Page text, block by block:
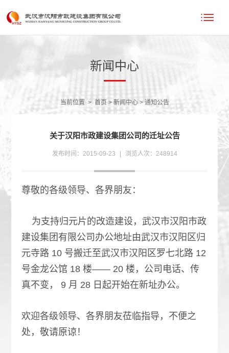
新闻中心
当前位置 > 首页 > 新闻中心>通知公告
关于汉阳市政建设集团公司的迁址公告
发布时间：2015-09-23 浏览人次：248914
尊敬的各级领导、各界朋友：
为支持归元片的改造建设，武汉市汉阳市政
建设集团有限公司办公地址由武汉市汉阳区归
元寺路 10 号搬迁至武汉市汉阳区罗七北路 12
号金龙公馆 18 楼—— 20 楼，公司电话、传
真不变， 9 月 28 日起开始在新址办公。
欢迎各级领导、各界朋友莅临指导，不便之
处，敬请原谅！